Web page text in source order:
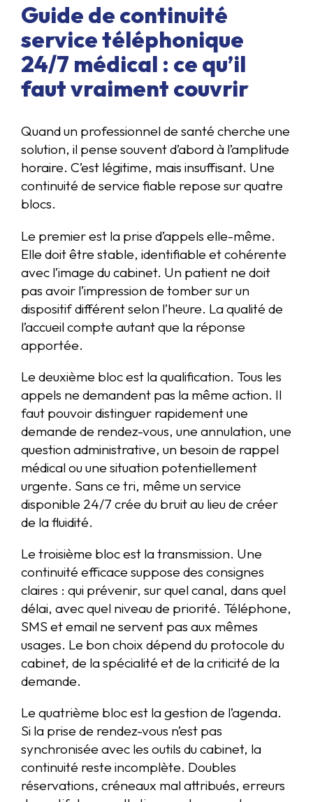
Guide de continuité
service téléphonique
24/7 médical : ce qu’il
faut vraiment couvrir
Quand un professionnel de santé cherche une
solution, il pense souvent d’abord à l’amplitude
horaire. C’est légitime, mais insuffisant. Une
continuité de service fiable repose sur quatre
blocs.
Le premier est la prise d’appels elle-même.
Elle doit être stable, identifiable et cohérente
avec l’image du cabinet. Un patient ne doit
pas avoir l’impression de tomber sur un
dispositif différent selon l’heure. La qualité de
l’accueil compte autant que la réponse
apportée.
Le deuxième bloc est la qualification. Tous les
appels ne demandent pas la même action. Il
faut pouvoir distinguer rapidement une
demande de rendez-vous, une annulation, une
question administrative, un besoin de rappel
médical ou une situation potentiellement
urgente. Sans ce tri, même un service
disponible 24/7 crée du bruit au lieu de créer
de la fluidité.
Le troisième bloc est la transmission. Une
continuité efficace suppose des consignes
claires : qui prévenir, sur quel canal, dans quel
délai, avec quel niveau de priorité. Téléphone,
SMS et email ne servent pas aux mêmes
usages. Le bon choix dépend du protocole du
cabinet, de la spécialité et de la criticité de la
demande.
Le quatrième bloc est la gestion de l’agenda.
Si la prise de rendez-vous n’est pas
synchronisée avec les outils du cabinet, la
continuité reste incomplète. Doubles
réservations, créneaux mal attribués, erreurs